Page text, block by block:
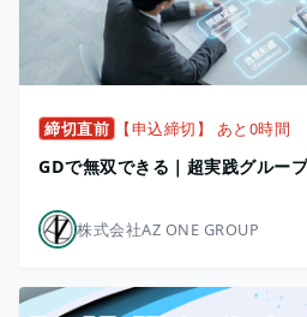
締切直前 【申込締切】 あと0時間
GDで無双できる｜超実践グルー
株式会社AZ ONE GROUP